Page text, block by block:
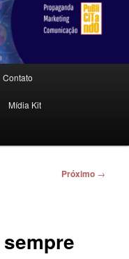
Contato
Mídia Kit
Próximo →